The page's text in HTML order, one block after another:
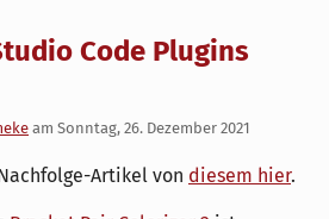
Code Plugins
am Sonntag, 26. Dezember 2021
Artikel von diesem hier.